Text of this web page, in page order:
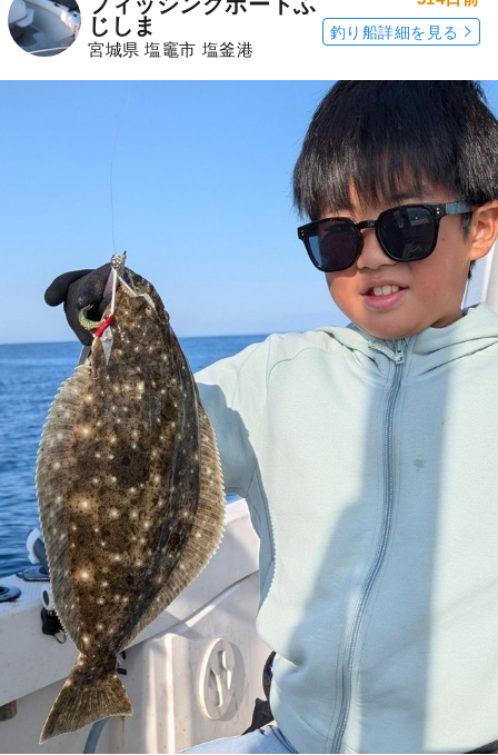
じしま
宮城県 塩竈市 塩釜港
釣り船詳細を見る